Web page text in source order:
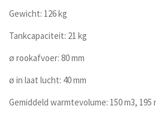
Gewicht: 126 kg
Tankcapaciteit: 21 kg
ø rookafvoer: 80 mm
ø in laat lucht: 40 mm
Gemiddeld warmtevolume: 150 m3, 195